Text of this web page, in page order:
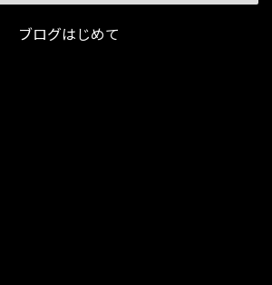
ブログはじめて